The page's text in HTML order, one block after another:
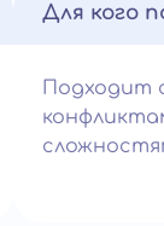
Для кого
Подходит